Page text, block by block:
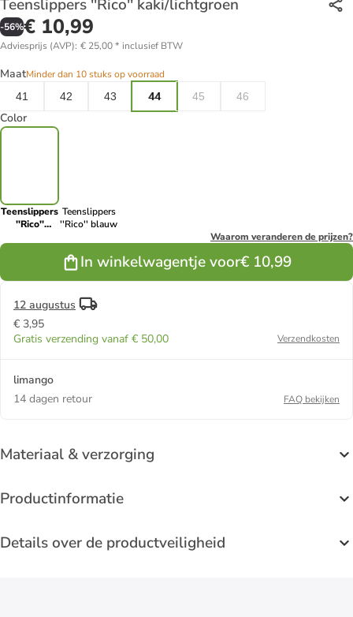
Teenslippers ''Rico'' kaki/lichtgroen
-56%€ 10,99
Adviesprijs (AVP): € 25,00* inclusief BTW
MaatMinder dan 10 stuks op voorraad
41
42 43 44 45 46
Color
Teenslippers
''Rico''
Teenslippers
''Rico'' blauw
Waarom veranderen de prijzen?
In winkelwagentje voor€ 10,99
12 augustus
€ 3,95
Gratis verzending vanaf € 50,00
Verzendkosten
limango
14 dagen retour
FAQ bekijken
Materiaal & verzorging
Productinformatie
Details over de productveiligheid